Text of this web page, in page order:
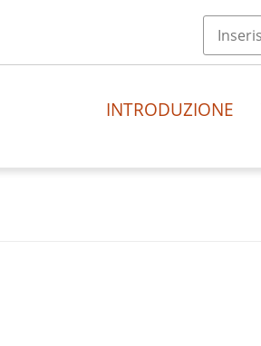
INTRODUZIONE